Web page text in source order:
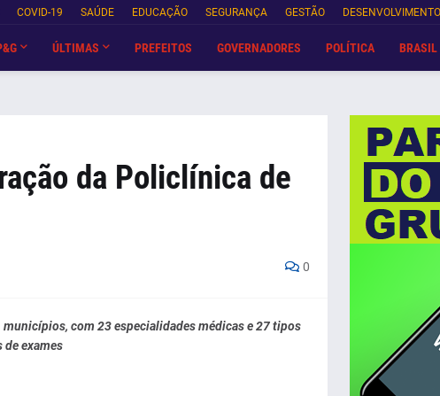
COVID-19 SAÚDE EDUCAÇÃO SEGURANÇA GESTÃO DESENVOLVIMENTO
ÚLTIMAS PREFEITOS GOVERNADORES POLÍTICA BRASIL
da Policlínica de
0
com 23 especialidades médicas e 27 tipos
de exames